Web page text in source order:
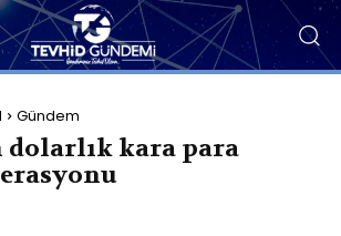
Gündem
dolarlık kara para